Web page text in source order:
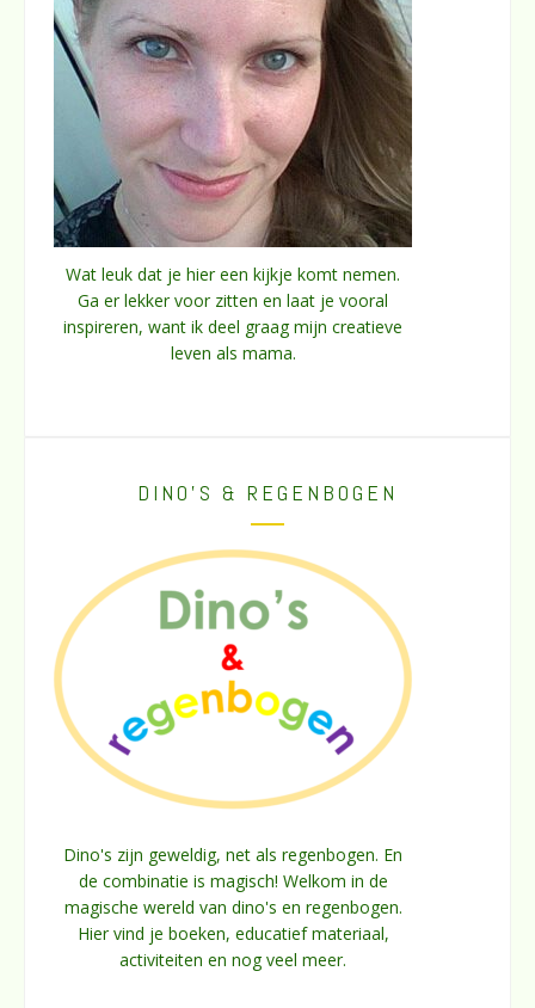
Wat leuk dat je hier een kijkje komt nemen.
Ga er lekker voor zitten en laat je vooral
inspireren, want ik deel graag mijn creatieve
leven als mama.
DINO’S & REGENBOGEN
Dino's zijn geweldig, net als regenbogen. En
de combinatie is magisch! Welkom in de
magische wereld van dino's en regenbogen.
Hier vind je boeken, educatief materiaal,
activiteiten en nog veel meer.